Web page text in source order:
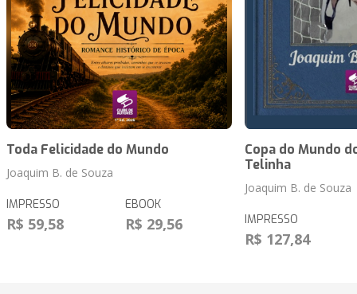
Toda Felicidade do Mundo
Joaquim B. de Souza
IMPRESSO
R$ 59,58
EBOOK
R$ 29,56
Copa do Mundo
Telinha
Joaquim B. de Souza
IMPRESSO
R$ 127,84